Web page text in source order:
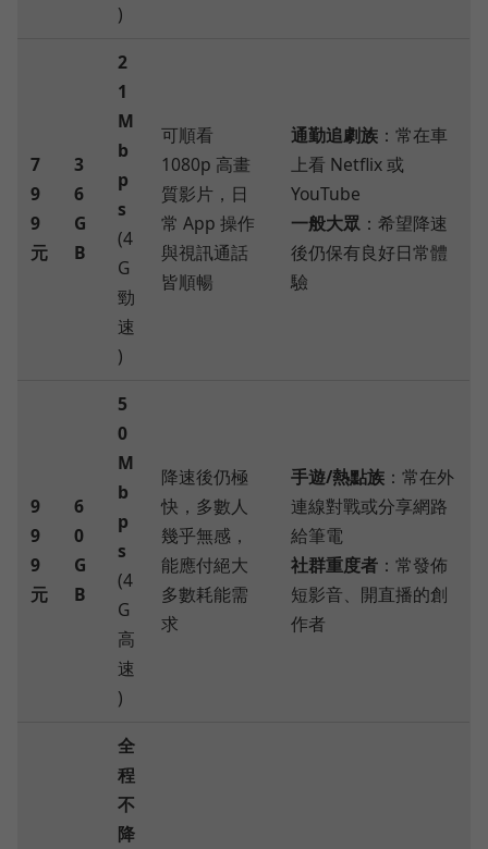
)
7
9
9
元
3
6
G
B
2
1
M
b
p
s
(4
G
勁
速
)
可順看
1080p 高畫
質影片，日
常 App 操作
與視訊通話
皆順暢
通勤追劇族 ：常在車
上看 Netflix 或
YouTube
一般大眾 ：希望降速
後仍保有良好日常體
驗
9
9
9
元
6
0
G
B
5
0
M
b
p
s
(4
G
高
速
)
降速後仍極
快，多數人
幾乎無感，
能應付絕大
多數耗能需
求
手遊/熱點族 ：常在外
連線對戰或分享網路
給筆電
社群重度者 ：常發佈
短影音、開直播的創
作者
全
程
不
降